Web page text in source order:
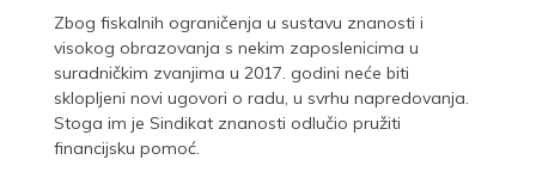
Zbog fiskalnih ograničenja u sustavu znanosti i
visokog obrazovanja s nekim zaposlenicima u
suradničkim zvanjima u 2017. godini neće biti
sklopljeni novi ugovori o radu, u svrhu napredovanja.
Stoga im je Sindikat znanosti odlučio pružiti
financijsku pomoć.